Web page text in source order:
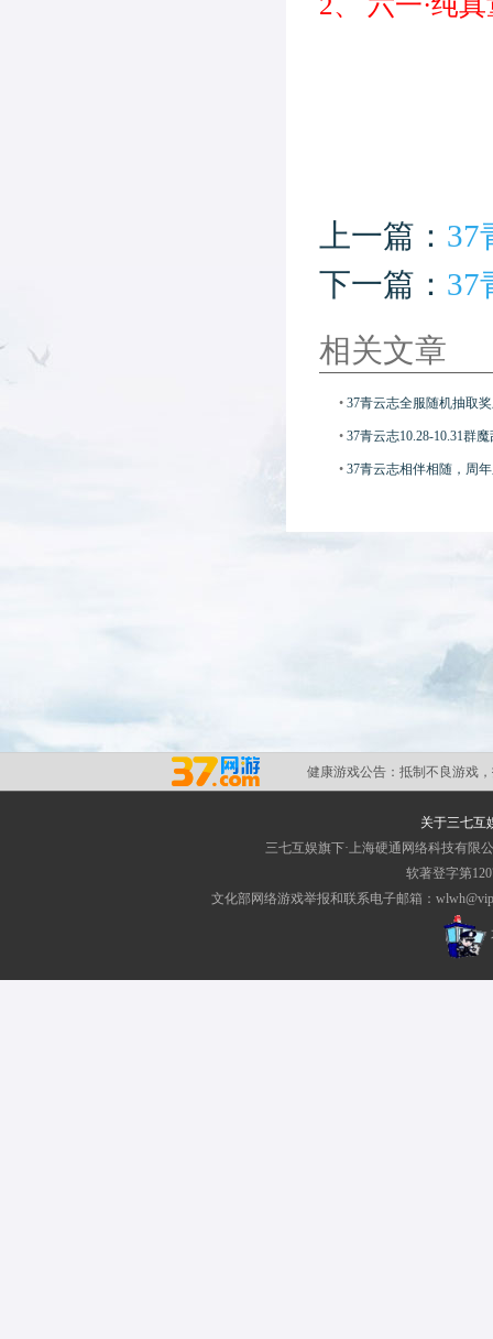
上一篇： 37
下一篇： 37
相关文章
• 37青云志全服随机抽取
• 37青云志10.28-10.31群
• 37青云志相伴相随，周
健康游戏公告： 抵制不良游戏
关于三七互
三七互娱旗下·上海硬通网络科技有限
软著登字第
文化部网络游戏举报和联系电子邮箱：